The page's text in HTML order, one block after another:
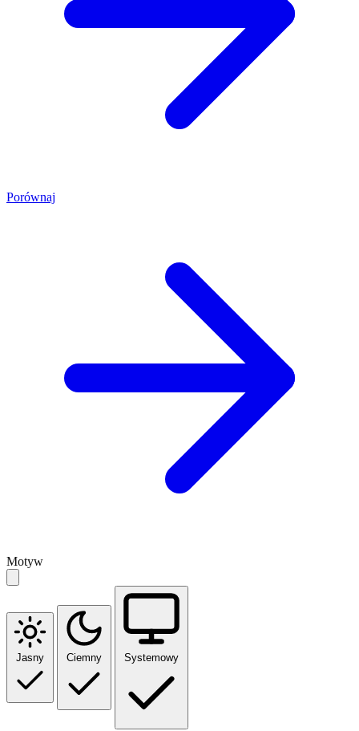
Porównaj
Motyw
Jasny Ciemny Systemowy